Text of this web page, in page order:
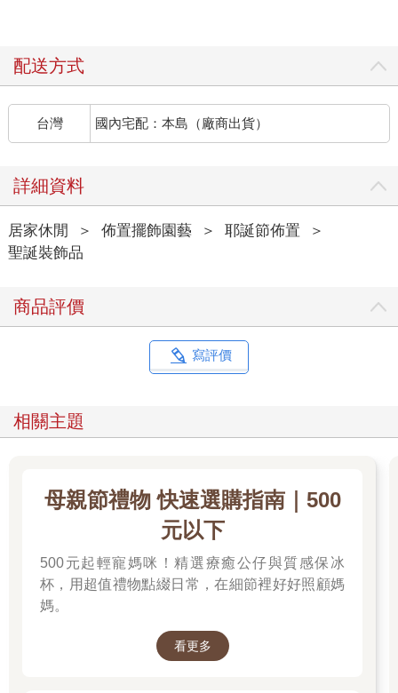
配送方式
台灣 國內宅配：本島（廠商出貨）
詳細資料
居家休閒 ＞ 佈置擺飾園藝 ＞ 耶誕節佈置
＞
聖誕裝飾品
商品評價
寫評價
相關主題
母親節禮物 快速選購指南｜500
元以下
500元起輕寵媽咪！精選療癒公仔與質感保冰
杯，用超值禮物點綴日常，在細節裡好好照顧媽
媽。
看更多